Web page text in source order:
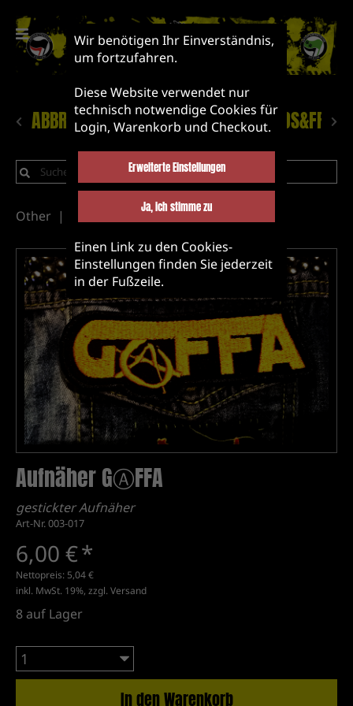
ABBRUCH! NEUHEITEN
Other KUNST!
Aufnäher GⒶFFA
gestickter Aufnäher
Art-Nr. 003-017
6,00 €*
Nettopreis: 5,04 €
inkl. MwSt. 19%, zzgl.Versand
8 auf Lager
In den Warenkorb
Wir benötigen Ihr Einverständnis,
um fortzufahren.
Diese Website verwendet nur
technisch notwendige Cookies für
Login, Warenkorb und Checkout.
Erweiterte Einstellungen
Ja, ich stimme zu
Einen Link zu den Cookies-
Einstellungen finden Sie jederzeit
in der Fußzeile.